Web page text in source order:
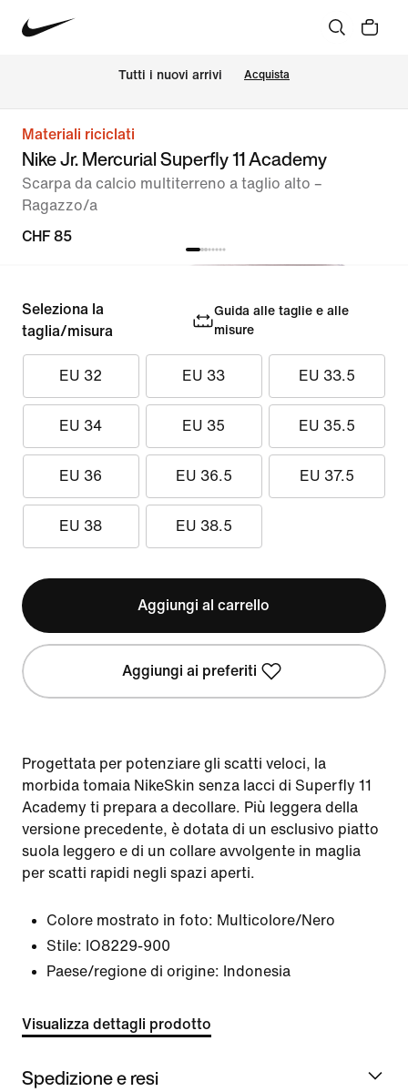
Tutti i nuovi arrivi Acquista
Materiali riciclati
Nike Jr. Mercurial Superfly 11 Academy
Scarpa da calcio multiterreno a taglio alto –
Ragazzo/a
CHF 85
Seleziona la
taglia/misura
Guida alle taglie e alle
misure
EU 32 EU 33 EU 33.5
EU 34 EU 35 EU 35.5
EU 36 EU 36.5 EU 37.5
EU 38 EU 38.5
Aggiungi al carrello
Aggiungi ai preferiti
Progettata per potenziare gli scatti veloci, la
morbida tomaia NikeSkin senza lacci di Superfly 11
Academy ti prepara a decollare. Più leggera della
versione precedente, è dotata di un esclusivo piatto
suola leggero e di un collare avvolgente in maglia
per scatti rapidi negli spazi aperti.
Colore mostrato in foto: Multicolore/Nero
Stile: IO8229-900
Paese/regione di origine: Indonesia
Visualizza dettagli prodotto
Spedizione e resi